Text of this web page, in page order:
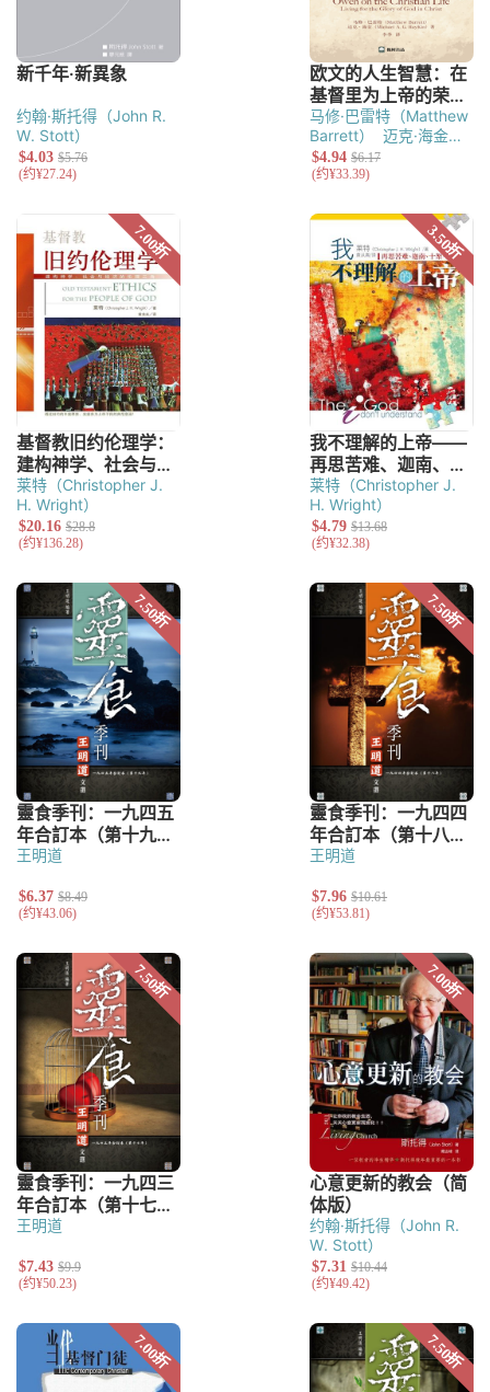
约翰·斯托得（John R.
W. Stott）
马修·巴雷特（Matthew
Barrett）
迈克·海金
（Michael A. G.
HayKin）
莱特（Christopher J.
H. Wright）
莱特（Christopher J.
H. Wright）
王明道 王明道
王明道
约翰·斯托得（John R.
W. Stott）